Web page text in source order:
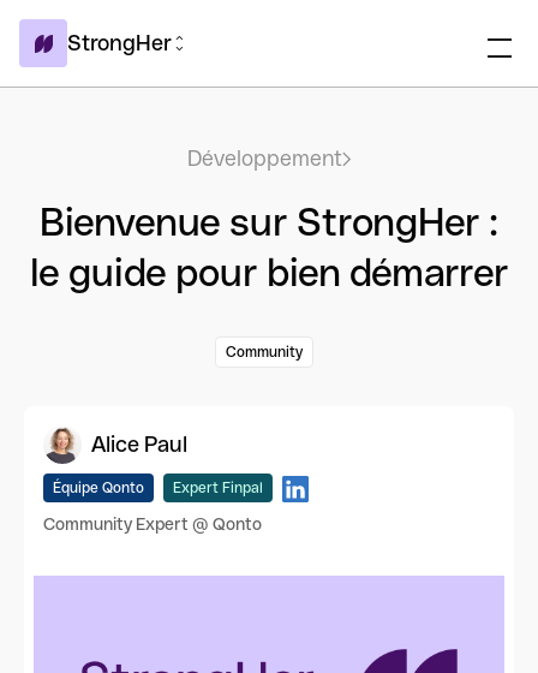
StrongHer
Développement
Bienvenue sur StrongHer :
le guide pour bien démarrer
Community
Alice Paul
Équipe Qonto Expert Finpal
Community Expert @ Qonto